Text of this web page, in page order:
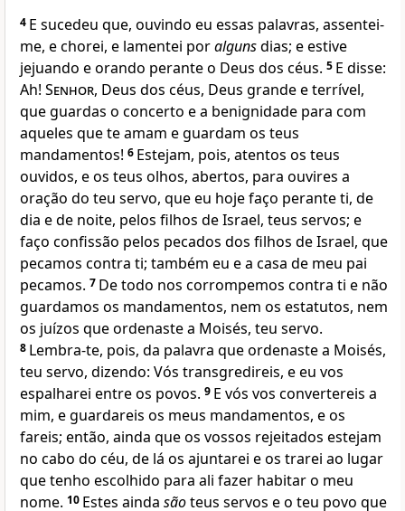
4 E sucedeu que, ouvindo eu essas palavras, assentei-
me, e chorei, e lamentei poralgunsdias; e estive
jejuando e orando perante o Deus dos céus. 5 E disse:
Ah! Senhor, Deus dos céus, Deus grande e terrível,
que guardas o concerto e a benignidade para com
aqueles que te amam e guardam os teus
mandamentos! 6 Estejam, pois, atentos os teus
ouvidos, e os teus olhos, abertos, para ouvires a
oração do teu servo, que eu hoje faço perante ti, de
dia e de noite, pelos filhos de Israel, teus servos; e
faço confissão pelos pecados dos filhos de Israel, que
pecamos contra ti; também eu e a casa de meu pai
pecamos. 7 De todo nos corrompemos contra ti e não
guardamos os mandamentos, nem os estatutos, nem
os juízos que ordenaste a Moisés, teu servo.
8 Lembra-te, pois, da palavra que ordenaste a Moisés,
teu servo, dizendo: Vós transgredireis, e eu vos
espalharei entre os povos. 9 E vós vos convertereis a
mim, e guardareis os meus mandamentos, e os
fareis; então, ainda que os vossos rejeitados estejam
no cabo do céu, de lá os ajuntarei e os trarei ao lugar
que tenho escolhido para ali fazer habitar o meu
nome. 10 Estes ainda sãoteus servos e o teu povo que